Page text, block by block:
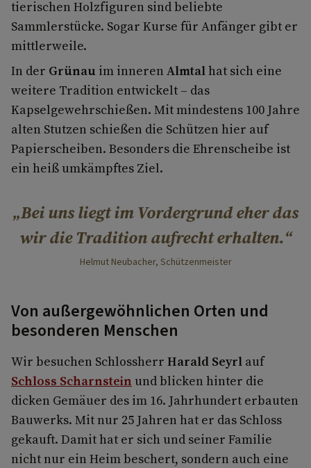
tierischen Holzfiguren sind beliebte
Sammlerstücke. Sogar Kurse für Anfänger gibt er
mittlerweile.
In der Grünau im inneren Almtalhat sich eine
weitere Tradition entwickelt – das
Kapselgewehrschießen. Mit mindestens 100 Jahre
alten Stutzen schießen die Schützen hier auf
Papierscheiben. Besonders die Ehrenscheibe ist
ein heiß umkämpftes Ziel.
Bei uns liegt im Vordergrund eher das
wir die Tradition aufrecht erhalten.
Helmut Neubacher, Schützenmeister
Von außergewöhnlichen Orten und
besonderen Menschen
Wir besuchen Schlossherr Harald Seyrl auf
Schloss Scharnstein und blicken hinter die
dicken Gemäuer des im 16. Jahrhundert erbauten
Bauwerks. Mit nur 25 Jahren hat er das Schloss
gekauft. Damit hat er sich und seiner Familie
nicht nur ein Heim beschert, sondern auch eine